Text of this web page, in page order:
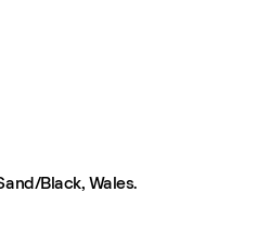
Black, Wales.